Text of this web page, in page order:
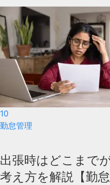
10
勤怠管理
出張時はどこまで
考え方を解説【勤怠